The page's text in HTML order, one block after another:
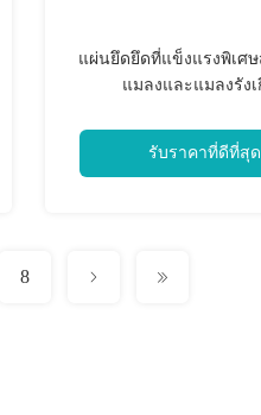
แผ่นยึดยึดที่แข็งแรงพิเศ
แมลงและแมลงรังเ
รับราคาที่ดีที่สุด
8